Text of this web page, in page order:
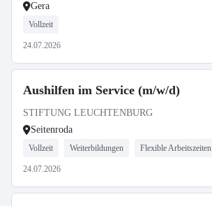
Gera
Vollzeit
24.07.2026
Aushilfen im Service (m/w/d)
STIFTUNG LEUCHTENBURG
Seitenroda
Vollzeit Weiterbildungen Flexible Arbeitszeiten
24.07.2026